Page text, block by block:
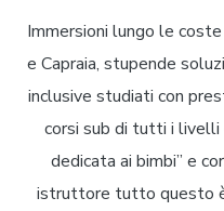
Immersioni lungo le
e Capraia, stupende
inclusive studiati con
corsi sub di tutti i livelli
dedicata ai bimbi” e
istruttore tutto questo